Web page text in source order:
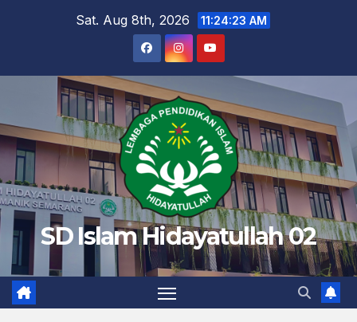
Sat. Aug 8th, 2026 11:24:24 AM
SD Islam Hidayatullah 02